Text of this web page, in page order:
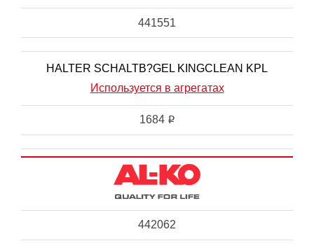
441551
HALTER SCHALTB?GEL KINGCLEAN KPL
Используется в агрегатах
1684 i
442062